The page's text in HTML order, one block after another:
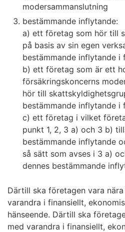
modersammanslutning
bestämmande inflytande:
a) ett företag som hör till
på basis av sin egen
bestämmande inflytande i
b) ett företag som är ett
försäkringskoncerns
hör till
bestämmande inflytande i
c) ett företag i vilket
punkt 1, 2, 3 a) och 3 b)
bestämmande inflytande
så sätt som avses i 3 a)
dennes bestämmande
Därtill ska företagen vara
varandra i finansiellt,
hänseende. Därtill ska
med varandra i finansiellt,